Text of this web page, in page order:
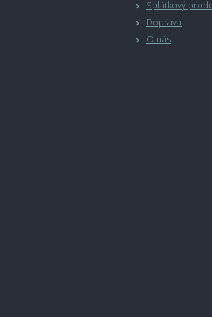
Splátkový
Doprava
O nás